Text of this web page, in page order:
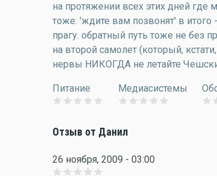
на протяжении всех этих дней где
тоже: 'ждите вам позвонят' в итого
прагу. обратный путь тоже не без
на второй самолет (который,
нервы НИКОГДА не летайте
Питание Медиасистемы
Отзыв от Данил
26 ноября, 2009 - 03:00